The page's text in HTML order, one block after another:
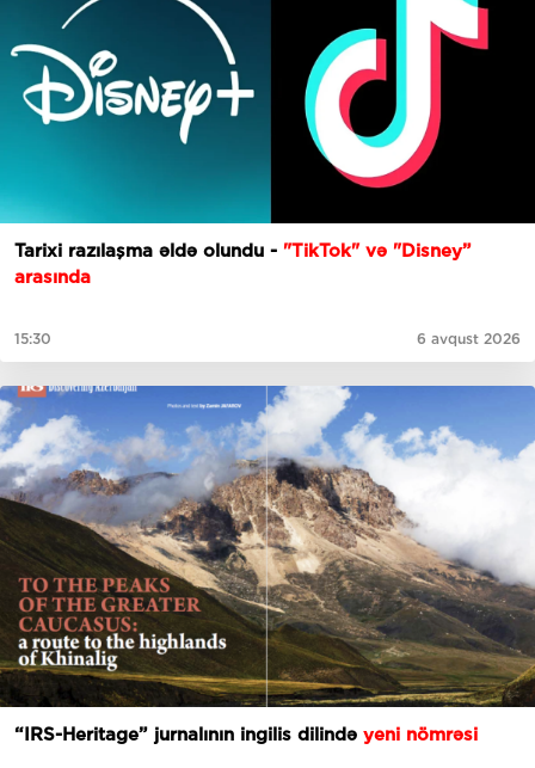
Tarixi razılaşma əldə olundu - "TikTok" və "Disney”
arasında
15:30 6 avqust 2026
“IRS-Heritage” jurnalının ingilis dilində yeni nömrəsi